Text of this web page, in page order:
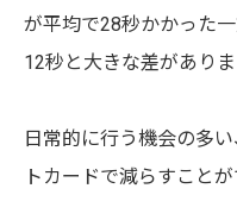
が平均で28秒かかった
12秒と大きな差がありま
日常的に行う機会の多
トカードで減らすことが